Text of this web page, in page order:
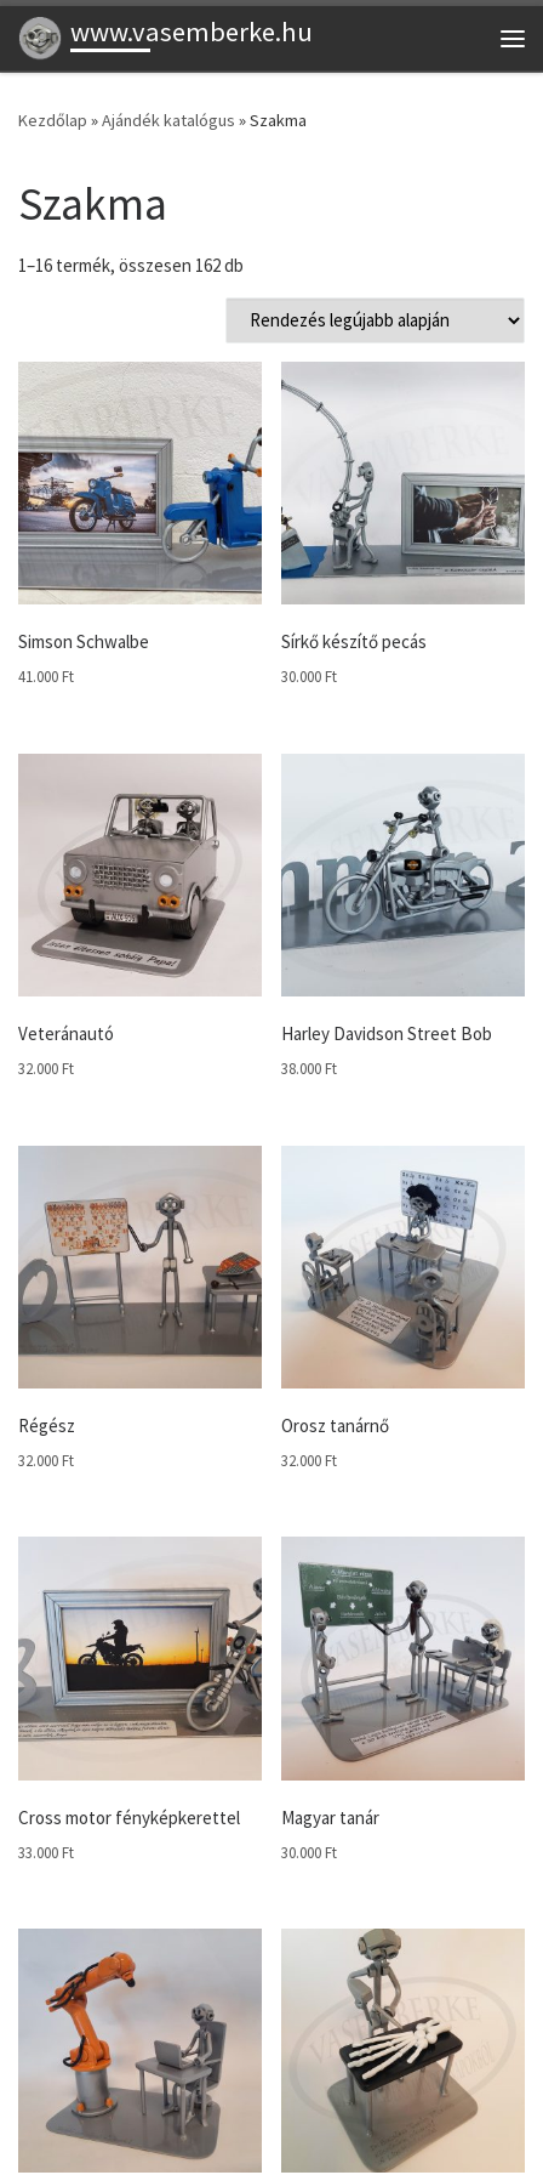
Skip to content
www.vasemberke.hu
Kezdőlap »Ajándék katalógus »Szakma
Szakma
1–16 termék, összesen 162 db
Simson Schwalbe
41.000 Ft
Sírkő készítő pecás
30.000 Ft
Veteránautó
32.000 Ft
Harley Davidson Street Bob
38.000 Ft
Régész
32.000 Ft
Orosz tanárnő
32.000 Ft
Cross motor fényképkerettel
33.000 Ft
Magyar tanár
30.000 Ft